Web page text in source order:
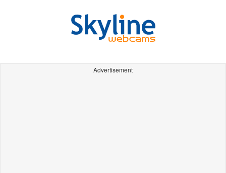
Advertisement